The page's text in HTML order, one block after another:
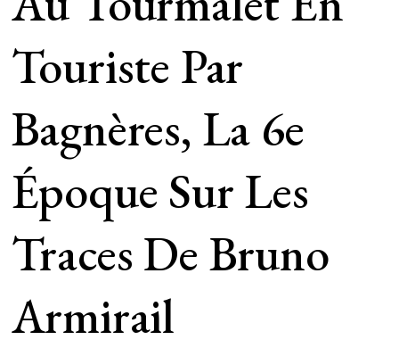
Touriste Par
Bagnères, La 6e
Époque Sur Les
Traces De Bruno
Armirail